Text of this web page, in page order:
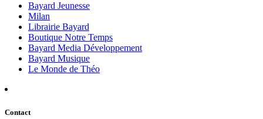
Bayard Jeunesse
Milan
Librairie Bayard
Boutique Notre Temps
Bayard Media Développement
Bayard Musique
Le Monde de Théo
Contact